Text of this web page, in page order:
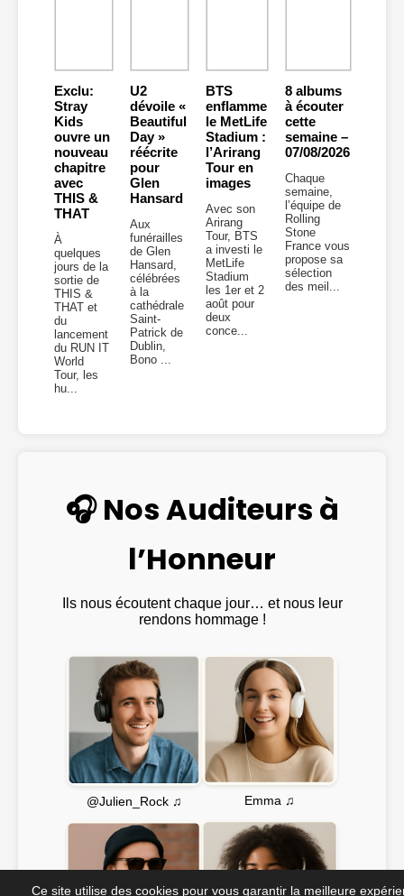
Exclu:
Stray
Kids
ouvre un
nouveau
chapitre
avec
THIS &
THAT
À
quelques
jours de la
sortie de
THIS &
THAT et
du
lancement
du RUN IT
World
Tour, les
hu...
U2
dévoile «
Beautiful
Day »
réécrite
pour
Glen
Hansard
Aux
funérailles
de Glen
Hansard,
célébrées
à la
cathédrale
Saint-
Patrick de
Dublin,
Bono ...
BTS
enflamme
le MetLife
Stadium :
l’Arirang
Tour en
images
Avec son
Arirang
Tour, BTS
a investi le
MetLife
Stadium
les 1er et 2
août pour
deux
conce...
8 albums
à écouter
cette
semaine –
07/08/2026
Chaque
semaine,
l’équipe de
Rolling
Stone
France vous
propose sa
sélection
des meil...
🎧 Nos Auditeurs à
l’Honneur
Ils nous écoutent chaque jour… et nous leur
rendons hommage !
@Julien_Rock ♫ Emma ♫
Ce site utilise des cookies pour vous garantir la meilleure